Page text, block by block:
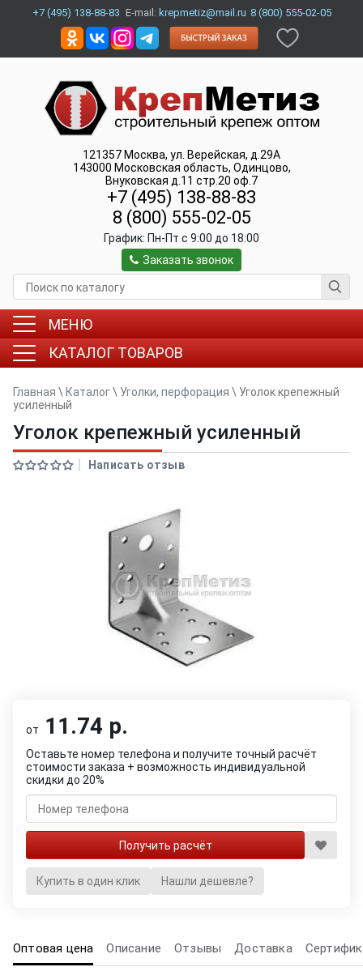
+7 (495) 138-88-83 E-mail: krepmetiz@mail.ru 8 (800) 555-02-05
121357 Москва, ул. Верейская, д.29А
143000 Московская область, Одинцово,
Внуковская д.11 стр.20 оф.7
+7 (495) 138-88-83
8 (800) 555-02-05
График: Пн-Пт c 9:00 до 18:00
Заказать звонок
МЕНЮ
КАТАЛОГ ТОВАРОВ
Главная \ Каталог\ Уголки, перфорация \ Уголок крепежный
усиленный
Уголок крепежный усиленный
Написать отзыв
от 11.74 р.
Оставьте номер телефона и получите точный расчёт
стоимости заказа + возможность индивидуальной
скидки до 20%
Купить в один клик Нашли дешевле?
Оптовая цена Описание Отзывы Доставка